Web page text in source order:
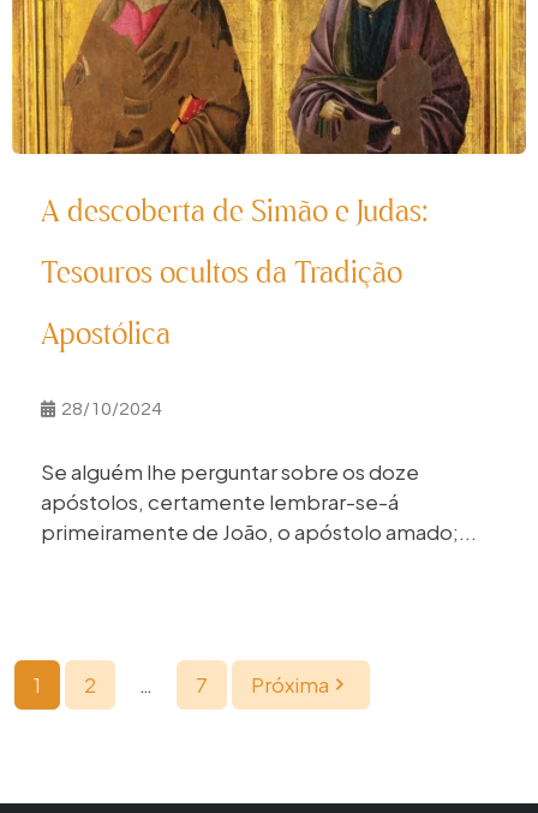
A descoberta de Simão e Judas:
Tesouros ocultos da Tradição
Apostólica
28/10/2024
Se alguém lhe perguntar sobre os doze
apóstolos, certamente lembrar-se-á
primeiramente de João, o apóstolo amado;...
1 2 … 7 Próxima